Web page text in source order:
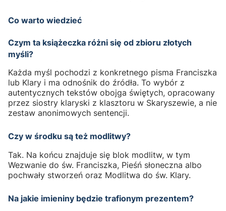
Co warto wiedzieć
Czym ta książeczka różni się od zbioru złotych
myśli?
Każda myśl pochodzi z konkretnego pisma Franciszka
lub Klary i ma odnośnik do źródła. To wybór z
autentycznych tekstów obojga świętych, opracowany
przez siostry klaryski z klasztoru w Skaryszewie, a nie
zestaw anonimowych sentencji.
Czy w środku są też modlitwy?
Tak. Na końcu znajduje się blok modlitw, w tym
Wezwanie do św. Franciszka, Pieśń słoneczna albo
pochwały stworzeń oraz Modlitwa do św. Klary.
Na jakie imieniny będzie trafionym prezentem?